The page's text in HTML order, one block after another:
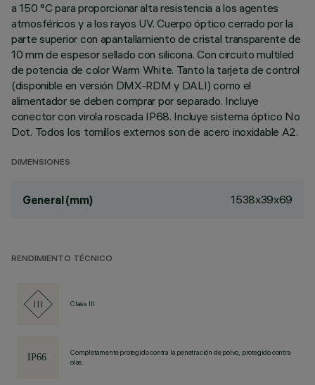
a 150 °C para proporcionar alta resistencia a los agentes
atmosféricos y a los rayos UV. Cuerpo óptico cerrado por la
parte superior con apantallamiento de cristal transparente de
10 mm de espesor sellado con silicona. Con circuito multiled
de potencia de color Warm White. Tanto la tarjeta de control
(disponible en versión DMX-RDM y DALI) como el
alimentador se deben comprar por separado. Incluye
conector con virola roscada IP68. Incluye sistema óptico No
Dot. Todos los tornillos externos son de acero inoxidable A2.
DIMENSIONES
General (mm) 1538x39x69
RENDIMIENTO TÉCNICO
Class III
Completamente protegido contra la penetración de polvo, protegido contra
olas.